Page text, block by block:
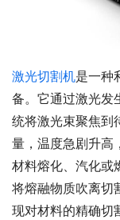
激光切割机是一种
备。它通过激光发
统将激光束聚焦到
量，温度急剧升高
材料熔化、汽化或
将熔融物质吹离切
现对材料的精确切